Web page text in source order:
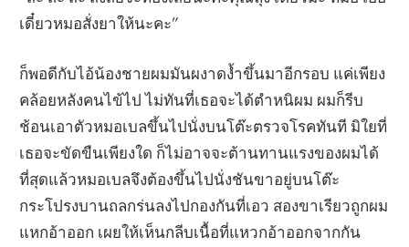
เดี๋ยวหมอสั่งยาให้นะคะ”
ก็พอดีกับไอ้น้องชายผมมันผงาดง้ำขึ้นมาอีกรอบ แค่เพียง
คล้อยหลังคนไข้ไป ไม่ทันที่เธอจะได้ตำหนิผม ผมก็รีบ
ช้อนเอาตัวหมอเบลขึ้นไปนั่งบนโต๊ะตรวจโรคทันที มิใยที่
เธอจะขัดขืนเพียงใด ก็ไม่อาจจะต้านทานแรงของผมได้
ที่สุดแล้วหมอเบลจึงต้องขึ้นไปนั่งชันขาอยู่บนโต๊ะ
กระโปรงบานถลกร่นลงไปกองกันที่เอว สองขาเรียวถูกผม
แหกอ้าออก เผยให้เห็นกลีบเนื้อที่แหวกอ้าออกจากกัน